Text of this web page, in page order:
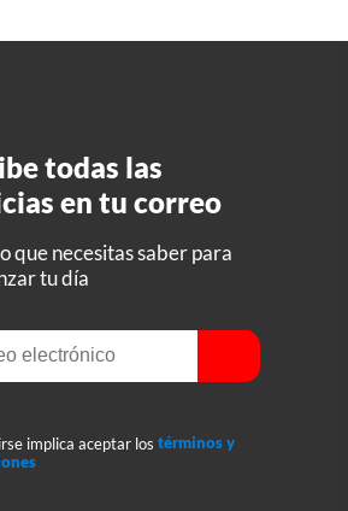
todas las
en tu correo
que necesitas saber para
tu día
implica aceptar los términos y